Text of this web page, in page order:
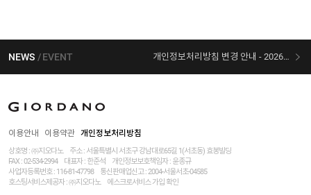
NEWS EVENT 개인정보처리방침 변경 안내 - 2026/07/30 시행
이용안내 이용약관 개인정보처리방침
상호명 : ㈜지오다노
주소 : 서울특별시 서초구 강남대로65길 1(서초동) 효봉빌딩
FAX : 02-534-2994
대표자 : 한준석 개인정보보호책임자 : 윤종규
사업자등록번호 : 116-81-47798
통신판매업신고 : 2004-서울서초-04585
호스팅서비스제공자 : ㈜지오다노
에스크로서비스 가입 확인